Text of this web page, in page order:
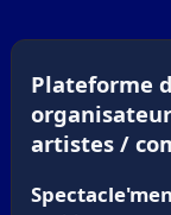
Plateforme
artistes /